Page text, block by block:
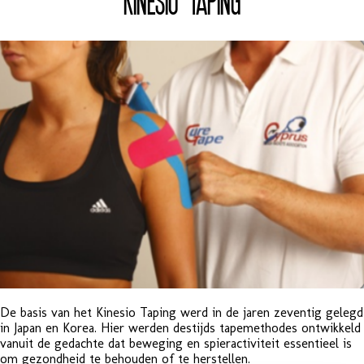
De basis van het Kinesio Taping werd in de jaren zeventig gelegd
in Japan en Korea. Hier werden destijds tapemethodes ontwikkeld
vanuit de gedachte dat beweging en spieractiviteit essentieel is
om gezondheid te behouden of te herstellen.